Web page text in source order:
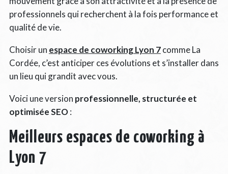
professionnels qui recherchent à la fois performance et
qualité de vie.
Choisir un espace de coworking Lyon 7comme La
Cordée, c’est anticiper ces évolutions et s’installer dans
un lieu qui grandit avec vous.
Voici une version professionnelle, structurée et
optimisée SEO:
Meilleurs espaces de coworking à
Lyon 7